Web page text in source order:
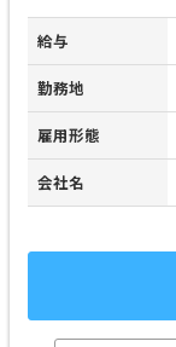
給与
勤務地
雇用形態
会社名